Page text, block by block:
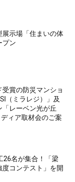
示場「住まいの体
プン
賞の防災マンショ
（ミラレジ）」及
レーベン光が丘
ディア取材会のご案
26名が集合！「梁
コンテスト」を開